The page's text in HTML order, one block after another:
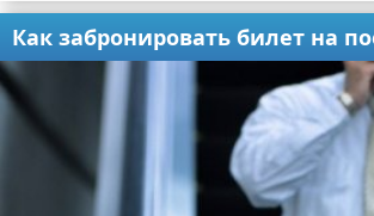
Как забронировать билет на